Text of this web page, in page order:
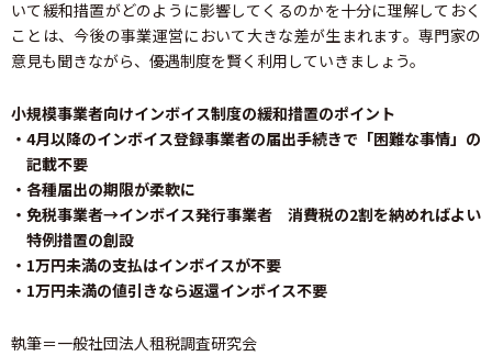
いて緩和措置がどのように影響してくるのかを十分に理解しておく
ことは、今後の事業運営において大きな差が生まれます。専門家の
意見も聞きながら、優遇制度を賢く利用していきましょう。
小規模事業者向けインボイス制度の緩和措置のポイント
・4月以降のインボイス登録事業者の届出手続きで「困難な事情」の
記載不要
・各種届出の期限が柔軟に
・免税事業者→インボイス発行事業者 消費税の2割を納めればよい
特例措置の創設
・1万円未満の支払はインボイスが不要
・1万円未満の値引きなら返還インボイス不要
執筆＝一般社団法人租税調査研究会